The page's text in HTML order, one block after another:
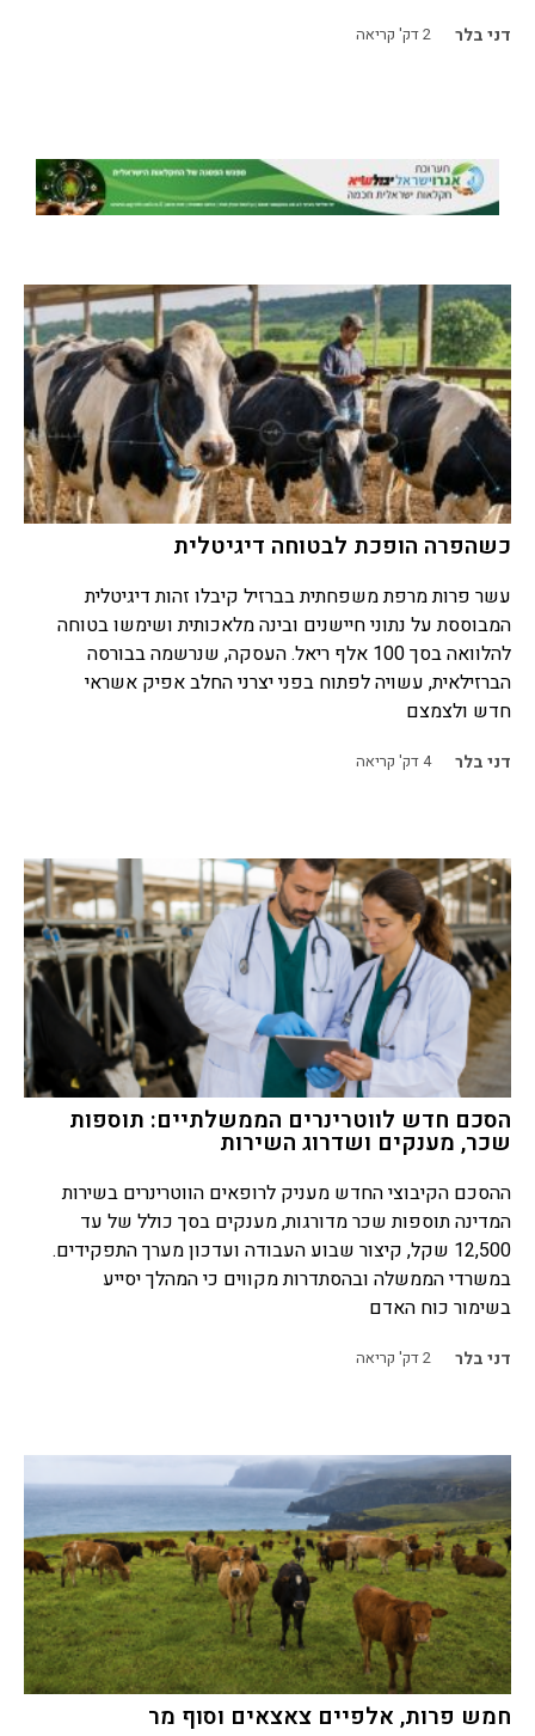
דני בלר 2דק' קריאה
כשהפרה הופכת לבטוחה דיגיטלית
עשר פרות מרפת משפחתית בברזיל קיבלו זהות דיגיטלית
המבוססת על נתוני חיישנים ובינה מלאכותית ושימשו בטוחה
להלוואה בסך 100 אלף ריאל. העסקה, שנרשמה בבורסה
הברזילאית, עשויה לפתוח בפני יצרני החלב אפיק אשראי
חדש ולצמצם
דני בלר 4דק' קריאה
הסכם חדש לווטרינרים הממשלתיים: תוספות
שכר, מענקים ושדרוג השירות
ההסכם הקיבוצי החדש מעניק לרופאים הווטרינרים בשירות
המדינה תוספות שכר מדורגות, מענקים בסך כולל של עד
12,500 שקל, קיצור שבוע העבודה ועדכון מערך התפקידים.
במשרדי הממשלה ובהסתדרות מקווים כי המהלך יסייע
בשימור כוח האדם
דני בלר 2דק' קריאה
חמש פרות, אלפיים צאצאים וסוף מר